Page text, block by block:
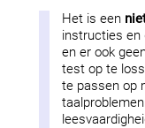
Het is een
instructies en
en er ook
test op te
te passen op